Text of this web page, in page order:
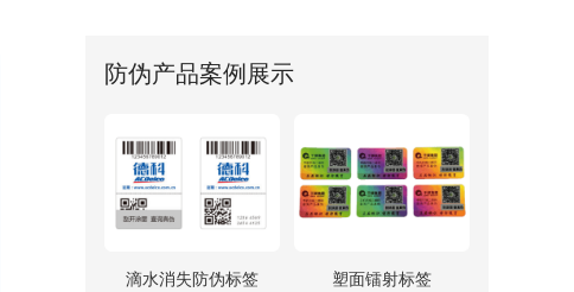
防伪产品案例展示
滴水消失防伪标签 塑面镭射标签